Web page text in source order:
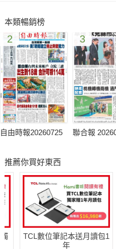
本類暢銷榜
2
自由時報20260725
3
聯合報
推薦你買好東西
TCL數位筆記本送月讀包1
年